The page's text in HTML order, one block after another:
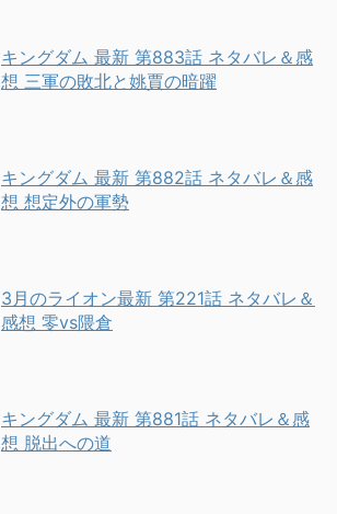
キングダム 最新 第883話 ネタバレ＆感
想 三軍の敗北と姚賈の暗躍
キングダム 最新 第882話 ネタバレ＆感
想 想定外の軍勢
3月のライオン最新 第221話 ネタバレ＆
感想 零vs隈倉
キングダム 最新 第881話 ネタバレ＆感
想 脱出への道